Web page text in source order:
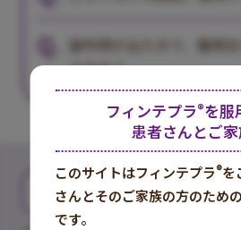
副作用が出たので、服用を
ですか？
フィンテプラ®に
フィンテプラ®を服
患者さんとご
このサイトはフィンテプラ®を
さんとそのご家族の方のため
です。